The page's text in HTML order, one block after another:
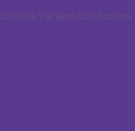
variam